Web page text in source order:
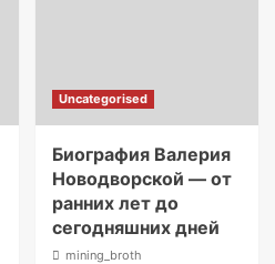
Uncategorised
Биография Валерия
Новодворской — от
ранних лет до
сегодняшних дней
mining_broth